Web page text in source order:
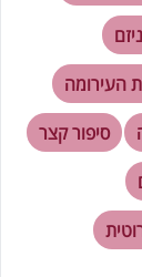
העירומה
סיפור קצר